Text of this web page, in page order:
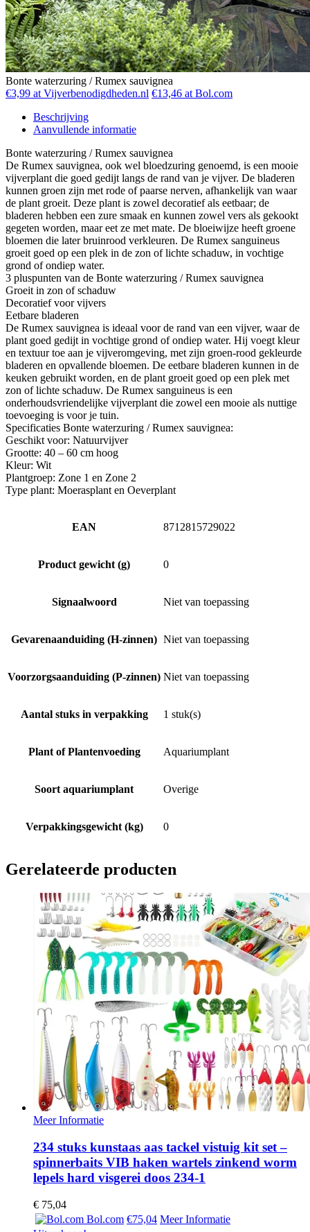
Bonte waterzuring / Rumex sauvignea
€3,99 at Vijverbenodigdheden.nl €13,46 at Bol.com
Beschrijving
Aanvullende informatie
Bonte waterzuring / Rumex sauvignea
De Rumex sauvignea, ook wel bloedzuring genoemd, is een mooie
vijverplant die goed gedijt langs de rand van je vijver. De bladeren
kunnen groen zijn met rode of paarse nerven, afhankelijk van waar
de plant groeit. Deze plant is zowel decoratief als eetbaar; de
bladeren hebben een zure smaak en kunnen zowel vers als gekookt
gegeten worden, maar eet ze met mate. De bloeiwijze heeft groene
bloemen die later bruinrood verkleuren. De Rumex sanguineus
groeit goed op een plek in de zon of lichte schaduw, in vochtige
grond of ondiep water.
3 pluspunten van de Bonte waterzuring / Rumex sauvignea
Groeit in zon of schaduw
Decoratief voor vijvers
Eetbare bladeren
De Rumex sauvignea is ideaal voor de rand van een vijver, waar de
plant goed gedijt in vochtige grond of ondiep water. Hij voegt kleur
en textuur toe aan je vijveromgeving, met zijn groen-rood gekleurde
bladeren en opvallende bloemen. De eetbare bladeren kunnen in de
keuken gebruikt worden, en de plant groeit goed op een plek met
zon of lichte schaduw. De Rumex sanguineus is een
onderhoudsvriendelijke vijverplant die zowel een mooie als nuttige
toevoeging is voor je tuin.
Specificaties Bonte waterzuring / Rumex sauvignea:
Geschikt voor: Natuurvijver
Grootte: 40 – 60 cm hoog
Kleur: Wit
Plantgroep: Zone 1 en Zone 2
Type plant: Moerasplant en Oeverplant
EAN 8712815729022
Product gewicht (g) 0
Signaalwoord Niet van toepassing
Gevarenaanduiding (H-zinnen) Niet van toepassing
Voorzorgsaanduiding (P-zinnen) Niet van toepassing
Aantal stuks in verpakking 1 stuk(s)
Plant of Plantenvoeding Aquariumplant
Soort aquariumplant Overige
Verpakkingsgewicht (kg) 0
Gerelateerde producten
Meer Informatie
234 stuks kunstaas aas tackel vistuig kit set –
spinnerbaits VIB haken wartels zinkend worm
lepels hard visgerei doos 234-1
€ 75,04
Bol.com €75,04 Meer Informatie